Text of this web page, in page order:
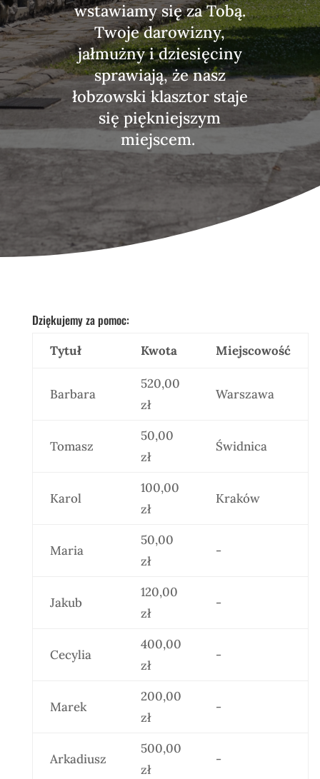
wstawiamy się za Tobą.
Twoje darowizny,
jałmużny i dziesięciny
sprawiają, że nasz
łobzowski klasztor staje
się piękniejszym
miejscem.
Dziękujemy za pomoc:
Tytuł Kwota Miejscowość
Barbara
520,00
zł
Warszawa
Tomasz
50,00
zł
Świdnica
Karol
100,00
zł
Kraków
Maria
50,00
zł
-
Jakub
120,00
zł
-
Cecylia
400,00
zł
-
Marek
200,00
zł
-
Arkadiusz
500,00
zł
-